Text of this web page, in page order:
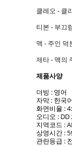
클레오 - 클
티본 - 부끄
맥 - 주인
제타 - 맥의
제품사양
더빙 : 영어
자막 : 한국
화면비율 :
오디오 : DD
지역코드 :
상영시간 :
관란등급 :